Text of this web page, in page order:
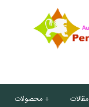
مقالات محصولات